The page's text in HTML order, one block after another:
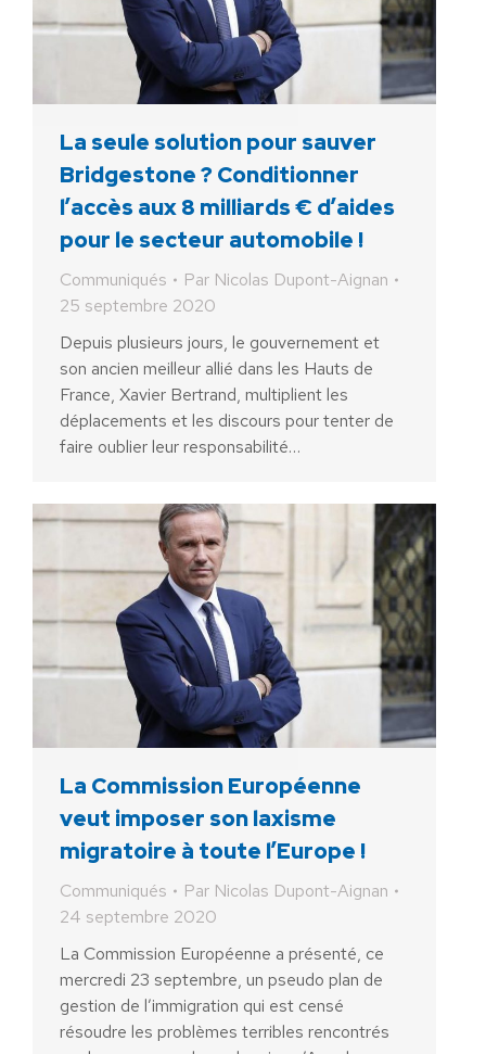
La seule solution pour sauver
Bridgestone ? Conditionner
l’accès aux 8 milliards € d’aides
pour le secteur automobile !
Communiqués Par Nicolas Dupont-Aignan
25 septembre 2020
Depuis plusieurs jours, le gouvernement et
son ancien meilleur allié dans les Hauts de
France, Xavier Bertrand, multiplient les
déplacements et les discours pour tenter de
faire oublier leur responsabilité…
La Commission Européenne
veut imposer son laxisme
migratoire à toute l’Europe !
Communiqués Par Nicolas Dupont-Aignan
24 septembre 2020
La Commission Européenne a présenté, ce
mercredi 23 septembre, un pseudo plan de
gestion de l’immigration qui est censé
résoudre les problèmes terribles rencontrés